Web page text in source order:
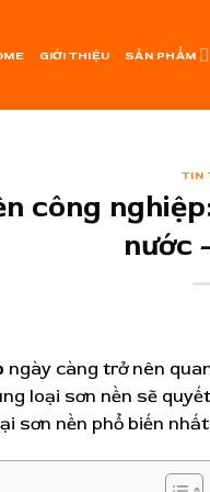
GIỚI THIỆU SẢN PHẨM
TIN
công
nước
ngày càng trở nên
loại sơn nền sẽ
sơn nền phổ biến